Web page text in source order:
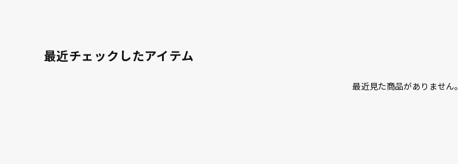
最近チェックしたアイテム
最近見た商品がありません。